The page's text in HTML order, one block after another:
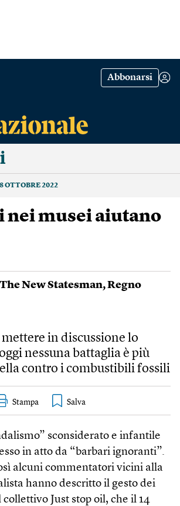
Abbonarsi
OTTOBRE 2022
nei musei aiutano
The New Statesman,Regno
mettere in discussione lo
nessuna battaglia è più
contro i combustibili fossili
Stampa
sconsiderato e infantile
in atto da “barbari ignoranti”.
alcuni commentatori vicini alla
hanno descritto il gesto dei
Just stop oil, che il 14